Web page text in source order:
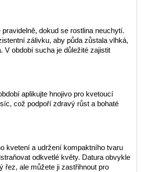
dokud se rostlina neuchytí.
zálivku, aby půda zůstala vlhká,
V období sucha je důležité zajistit
aplikujte hnojivo pro kvetoucí
což podpoří zdravý růst a bohaté
kvetení a udržení kompaktního tvaru
odkvetlé květy. Datura obvykle
řez, ale můžete ji zastřihnout pro